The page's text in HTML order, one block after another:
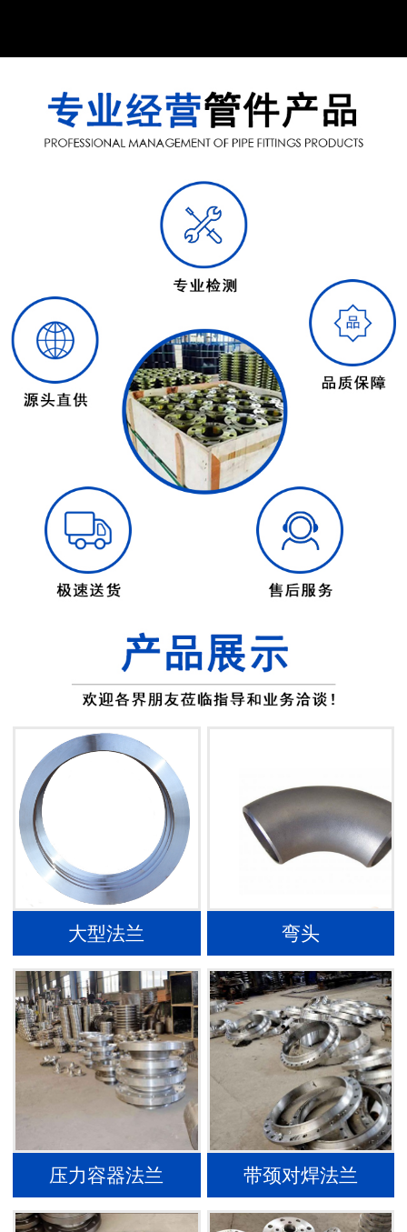
大型法兰 弯头
压力容器法兰 带颈对焊法兰